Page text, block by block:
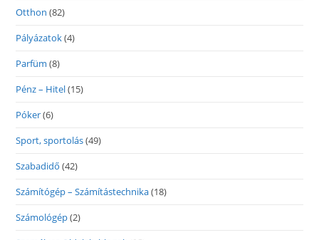
Otthon (82)
Pályázatok(4)
Parfüm (8)
Pénz – Hitel(15)
Póker(6)
Sport, sportolás(49)
Szabadidő (42)
Számítógép – Számítástechnika(18)
Számológép(2)